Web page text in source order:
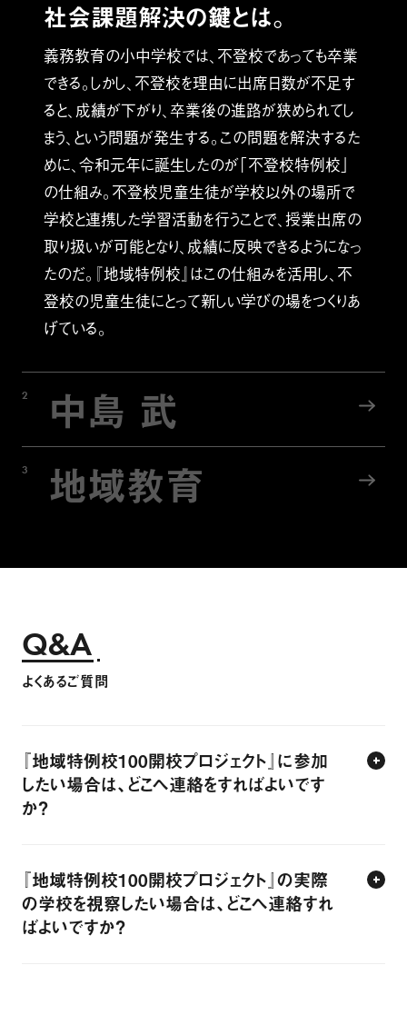
社会課題解決の鍵とは。
義務教育の小中学校では、不登校であっても卒業
できる。しかし、不登校を理由に出席日数が不足す
ると、成績が下がり、卒業後の進路が狭められてし
まう、という問題が発生する。この問題を解決するた
めに、令和元年に誕生したのが「不登校特例校」
の仕組み。不登校児童生徒が学校以外の場所で
学校と連携した学習活動を行うことで、授業出席の
取り扱いが可能となり、成績に反映できるようになっ
たのだ。『地域特例校』はこの仕組みを活用し、不
登校の児童生徒にとって新しい学びの場をつくりあ
げている。
2 中島 武
3 地域教育
Q&A
よくあるご質問
『地域特例校100開校プロジェクト』に参加
したい場合は、どこへ連絡をすればよいです
か？
『地域特例校100開校プロジェクト』の実際
の学校を視察したい場合は、どこへ連絡すれ
ばよいですか？